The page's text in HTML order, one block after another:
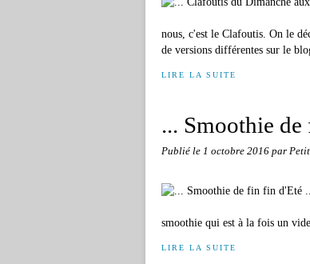
nous, c'est le Clafoutis. On le
de versions différentes sur le
LIRE LA SUITE
... Smoothie
Publié le 1 octobre 2016 par
smoothie qui est à la fois un
LIRE LA SUITE